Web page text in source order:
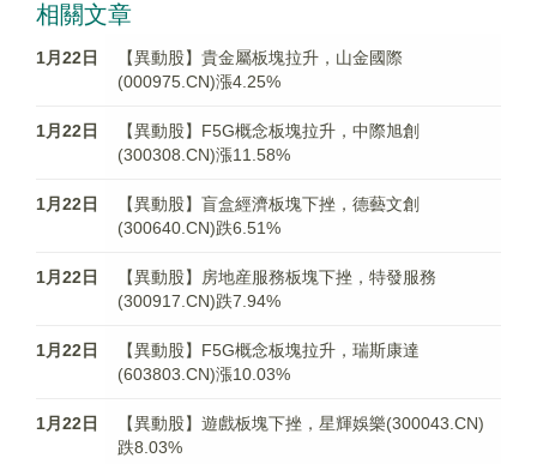
相關文章
1月22日
【異動股】貴金屬板塊拉升，山金國際
(000975.CN)漲4.25%
1月22日
【異動股】F5G概念板塊拉升，中際旭創
(300308.CN)漲11.58%
1月22日
【異動股】盲盒經濟板塊下挫，德藝文創
(300640.CN)跌6.51%
1月22日
【異動股】房地産服務板塊下挫，特發服務
(300917.CN)跌7.94%
1月22日
【異動股】F5G概念板塊拉升，瑞斯康達
(603803.CN)漲10.03%
1月22日
【異動股】遊戲板塊下挫，星輝娛樂(300043.CN)
跌8.03%